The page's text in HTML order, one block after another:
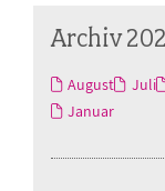
Archiv
August Juli
Januar